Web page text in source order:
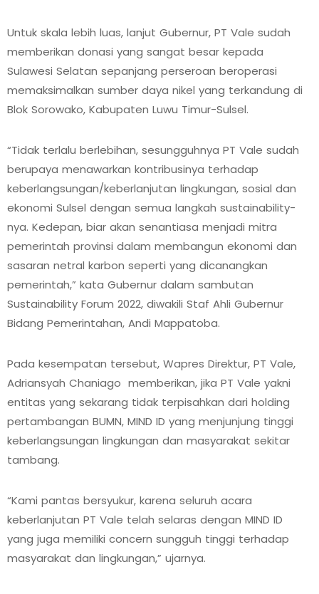
Untuk skala lebih luas, lanjut Gubernur, PT Vale sudah
memberikan donasi yang sangat besar kepada
Sulawesi Selatan sepanjang perseroan beroperasi
memaksimalkan sumber daya nikel yang terkandung di
Blok Sorowako, Kabupaten Luwu Timur-Sulsel.
“Tidak terlalu berlebihan, sesungguhnya PT Vale sudah
berupaya menawarkan kontribusinya terhadap
keberlangsungan/keberlanjutan lingkungan, sosial dan
ekonomi Sulsel dengan semua langkah sustainability-
nya. Kedepan, biar akan senantiasa menjadi mitra
pemerintah provinsi dalam membangun ekonomi dan
sasaran netral karbon seperti yang dicanangkan
pemerintah,” kata Gubernur dalam sambutan
Sustainability Forum 2022, diwakili Staf Ahli Gubernur
Bidang Pemerintahan, Andi Mappatoba.
Pada kesempatan tersebut, Wapres Direktur, PT Vale,
Adriansyah Chaniago memberikan, jika PT Vale yakni
entitas yang sekarang tidak terpisahkan dari holding
pertambangan BUMN, MIND ID yang menjunjung tinggi
keberlangsungan lingkungan dan masyarakat sekitar
tambang.
“Kami pantas bersyukur, karena seluruh acara
keberlanjutan PT Vale telah selaras dengan MIND ID
yang juga memiliki concern sungguh tinggi terhadap
masyarakat dan lingkungan,” ujarnya.